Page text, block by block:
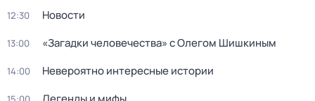
12:30 Новости
13:00 «Загадки человечества» с Олегом Шишкиным
14:00 Невероятно интересные истории